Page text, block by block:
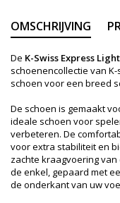
OMSCHRIJVING
De K-Swiss Express
schoenencollectie van
schoen voor een breed
De schoen is gemaakt
ideale schoen voor
verbeteren. De
voor extra stabiliteit en
zachte kraagvoering
de enkel, gepaard met
de onderkant van uw